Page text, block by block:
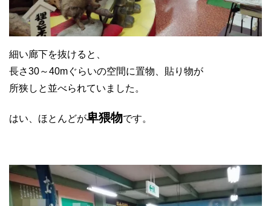
細い廊下を抜けると、
長さ30～40mぐらいの空間に置物、貼り物が
所狭しと並べられていました。
はい、ほとんどが卑猥物です。